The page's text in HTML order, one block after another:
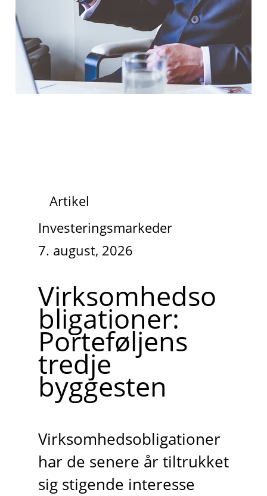
Artikel
Investeringsmarkeder
7. august, 2026
Virksomhedso
bligationer:
Porteføljens
tredje
byggesten
Virksomhedsobligationer
har de senere år tiltrukket
sig stigende interesse